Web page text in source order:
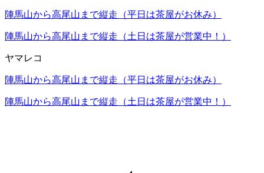
陣馬山から高尾山まで縦走（平日は茶屋がお休み）
陣馬山から高尾山まで縦走（土日は茶屋が営業中！）
ヤマレコ
陣馬山から高尾山まで縦走（平日は茶屋がお休み）
陣馬山から高尾山まで縦走（土日は茶屋が営業中！）